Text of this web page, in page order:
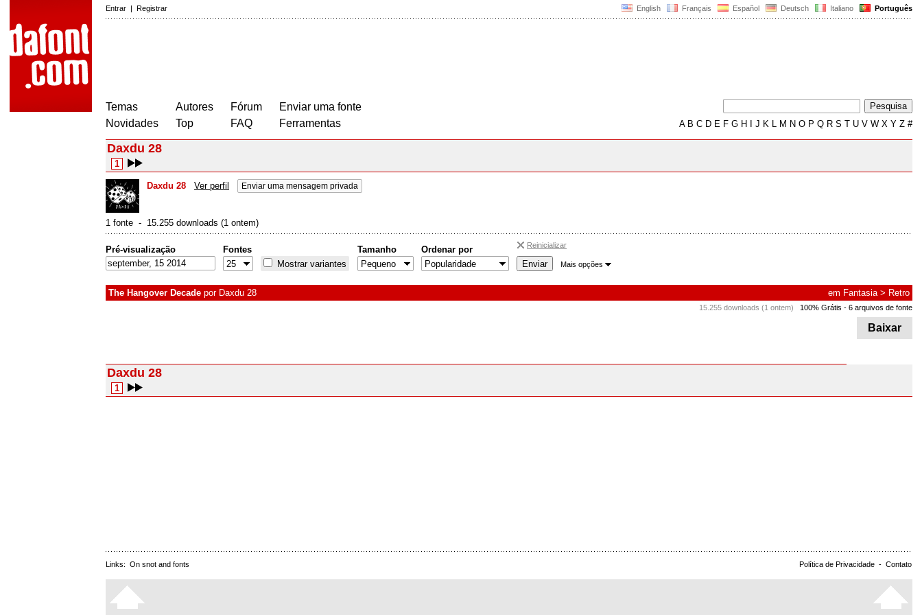
English Français Español Deutsch Italiano Português
Entrar | Registrar
Temas
Novidades
Autores
Top
Fórum
FAQ
Enviar uma fonte
Ferramentas
AB C D E F G H J K L M N O P Q R S T U V W X Y Z #
Daxdu 28
1
Daxdu 28 Ver perfil Enviar uma mensagem privada
1 fonte - 15.255 downloads (1 ontem)
Pré-visualização
Fontes
Mostrar variantes
Tamanho Ordenar por Reinicializar
Mais opções
The Hangover Decade por Daxdu 28 em Fantasia> Retro
15.255 downloads (1 ontem) 100% Grátis - 6 arquivos de fonte
Baixar
Daxdu 28
1
Política de Privacidade - Contato
Links: On snot and fonts